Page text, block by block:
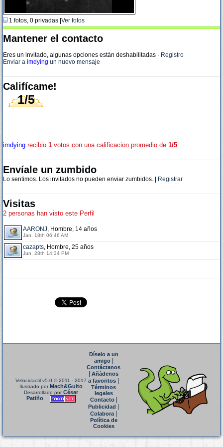
1 fotos, 0 privadas | Ver fotos
Mantener el contacto
Eres un invitado, algunas opciones están deshabilitadas · Registro
Enviar a imdying un nuevo mensaje
Califícame!
1/5
imdying recibio 1 votos con una calificacion promedio de 1/5
Envíale un zumbido
Lo sentimos. Los invitados no pueden enviar zumbidos. | Registrar
Visitas
2 personas han visto este Perfil
AARONJ, Hombre, 14 años
Jan. 18th 06:46 AM
cazapts, Hombre, 25 años
Jun. 28th 14:34 PM
Velocidactil v5.0 © 2011 - 2017
Ilustrado porMach&Guito
Desarrollado porCésar
Patiño
Díselo a un
amigo|
Contáctanos
Añádenos
a favoritos
Términos
legales
Contacto|
Publicidad
Colabora|
Política de
Cookies